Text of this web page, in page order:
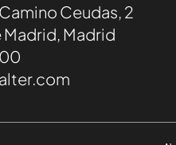
Camino Ceudas, 2
Madrid, Madrid